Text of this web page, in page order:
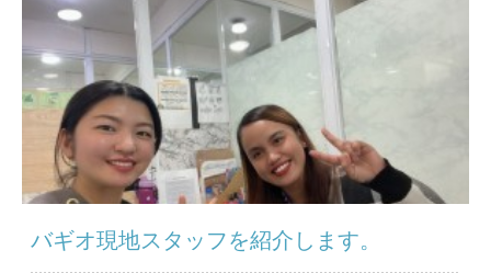
バギオ現地スタッフを紹介します。